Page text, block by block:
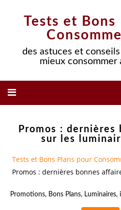
Tests et Bons
des astuces et
mieux consommer
Promos : dernières
sur les
Tests et Bons Plans pour
Promos : dernières bonnes
Promotions, Bons Plans, Luminaires,